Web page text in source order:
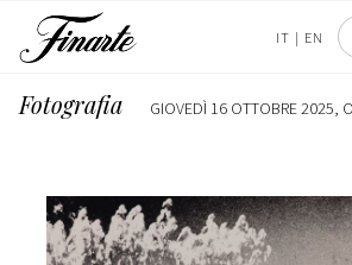
IT | EN
Fotografia GIOVEDÌ 16 OTTOBRE 2025,